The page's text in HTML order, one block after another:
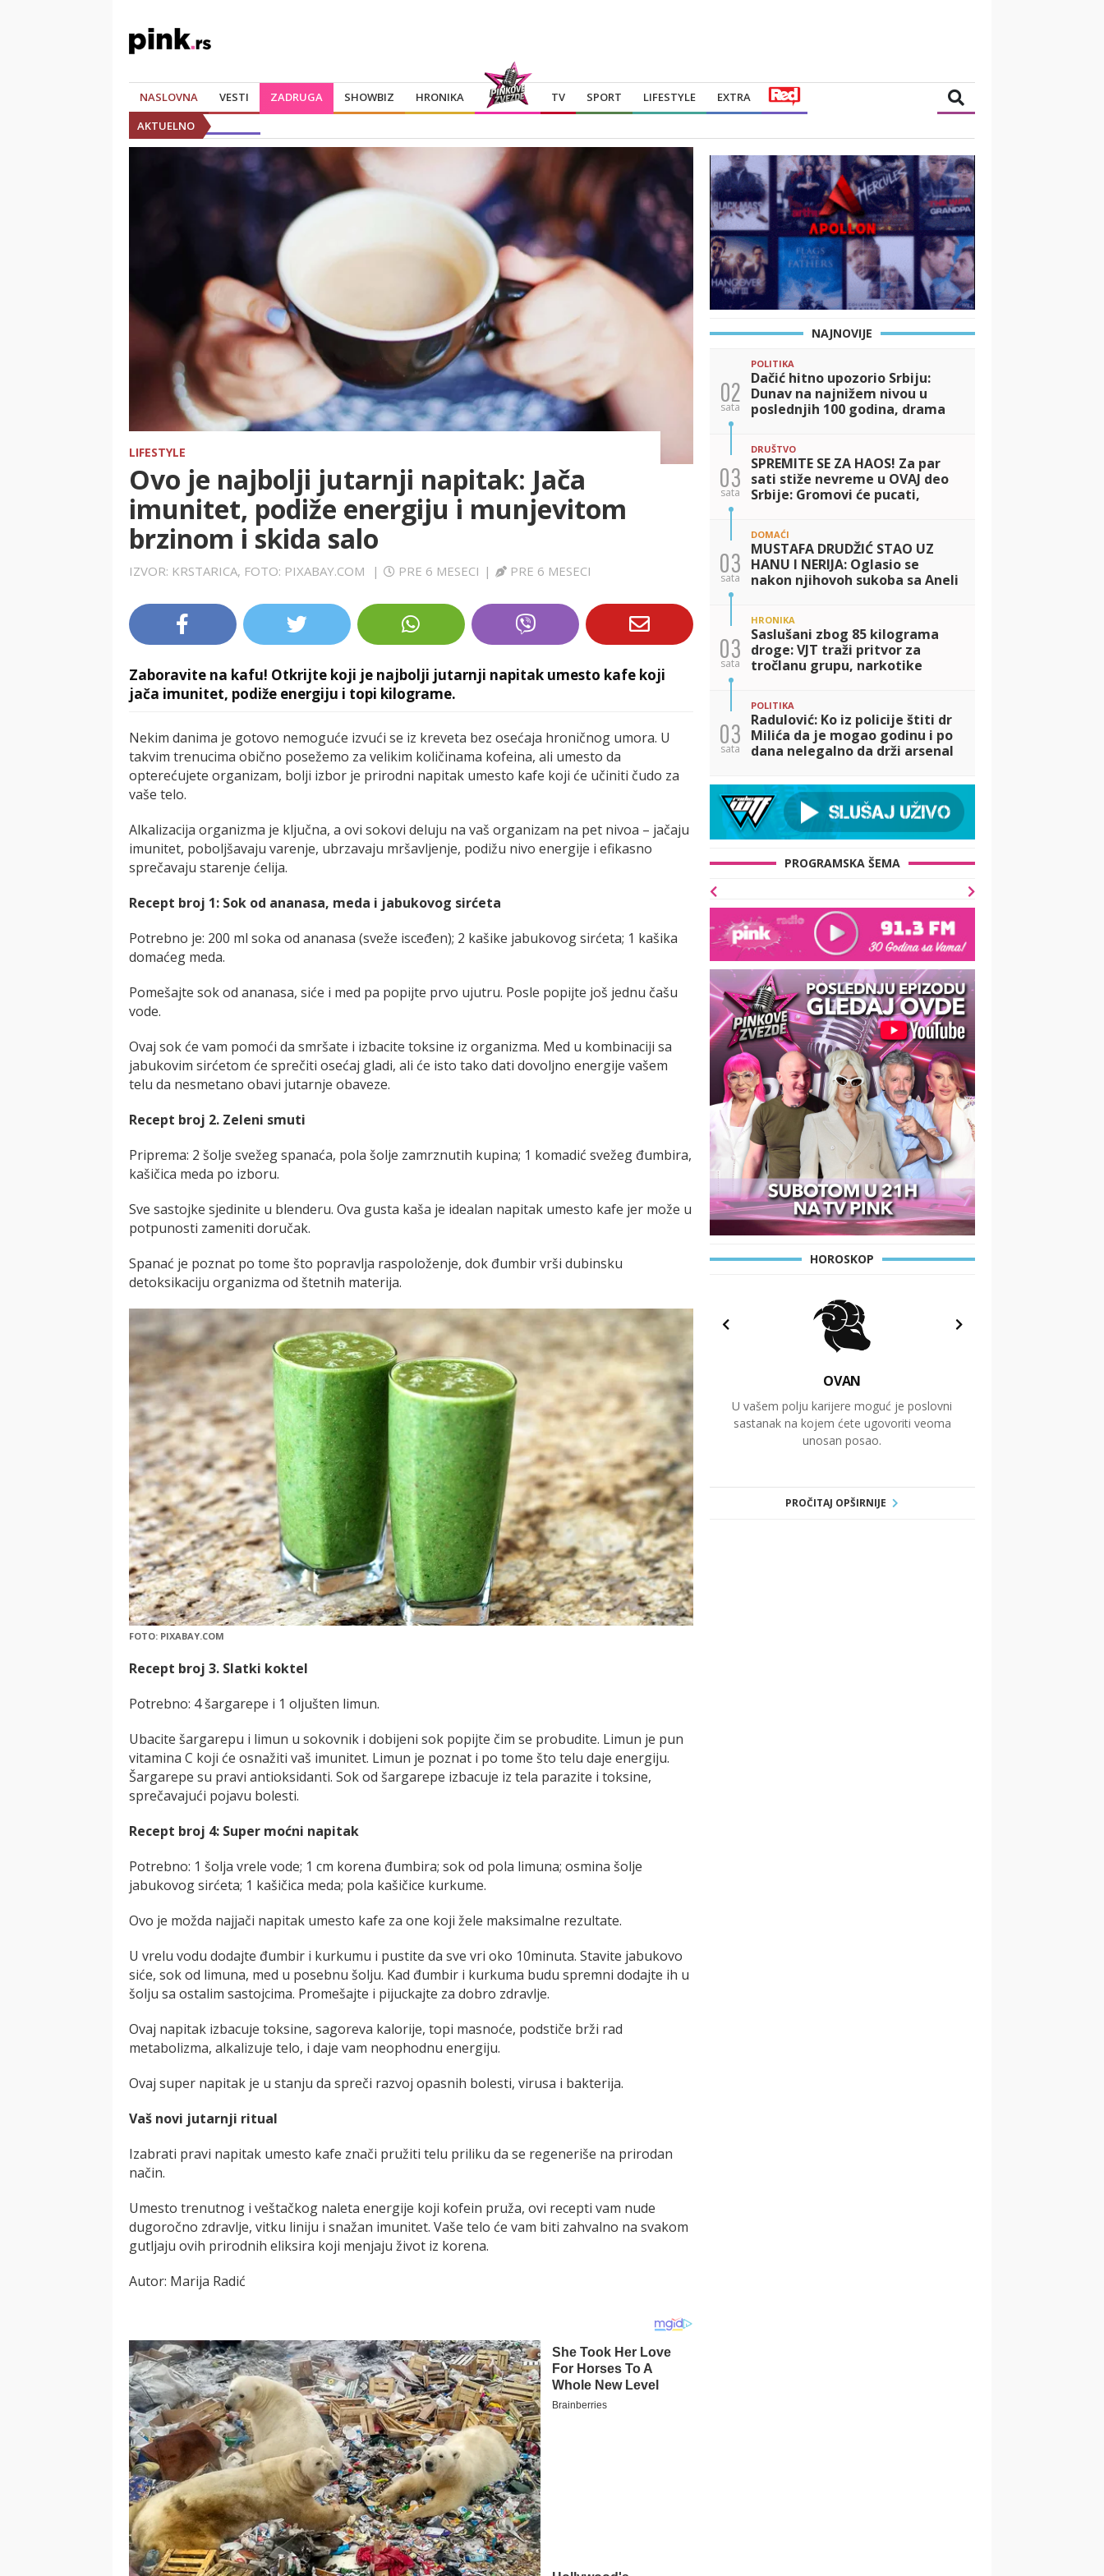
NASLOVNA VESTI ZADRUGA SHOWBIZ HRONIKA TV SPORT LIFESTYLE
EXTRA
AKTUELNO
LIFESTYLE
Ovo je najbolji jutarnji napitak: Jača
imunitet, podiže energiju i munjevitom
brzinom i skida salo
IZVOR: KRSTARICA, FOTO: PIXABAY.COM | PRE 6 MESECI | PRE 6 MESECI
Zaboravite na kafu! Otkrijte koji je najbolji jutarnji napitak umesto kafe koji
jača imunitet, podiže energiju i topi kilograme.
Nekim danima je gotovo nemoguće izvući se iz kreveta bez osećaja hroničnog umora. U
takvim trenucima obično posežemo za velikim količinama kofeina, ali umesto da
opterećujete organizam, bolji izbor je prirodni napitak umesto kafe koji će učiniti čudo za
vaše telo.
Alkalizacija organizma je ključna, a ovi sokovi deluju na vaš organizam na pet nivoa – jačaju
imunitet, poboljšavaju varenje, ubrzavaju mršavljenje, podižu nivo energije i efikasno
sprečavaju starenje ćelija.
Recept broj 1: Sok od ananasa, meda i jabukovog sirćeta
Potrebno je: 200 ml soka od ananasa (sveže isceđen); 2 kašike jabukovog sirćeta; 1 kašika
domaćeg meda.
Pomešajte sok od ananasa, siće i med pa popijte prvo ujutru. Posle popijte još jednu čašu
vode.
Ovaj sok će vam pomoći da smršate i izbacite toksine iz organizma. Med u kombinaciji sa
jabukovim sirćetom će sprečiti osećaj gladi, ali će isto tako dati dovoljno energije vašem
telu da nesmetano obavi jutarnje obaveze.
Recept broj 2. Zeleni smuti
Priprema: 2 šolje svežeg spanaća, pola šolje zamrznutih kupina; 1 komadić svežeg đumbira,
kašičica meda po izboru.
Sve sastojke sjedinite u blenderu. Ova gusta kaša je idealan napitak umesto kafe jer može u
potpunosti zameniti doručak.
Spanać je poznat po tome što popravlja raspoloženje, dok đumbir vrši dubinsku
detoksikaciju organizma od štetnih materija.
FOTO: PIXABAY.COM
Recept broj 3. Slatki koktel
Potrebno: 4 šargarepe i 1 oljušten limun.
Ubacite šargarepu i limun u sokovnik i dobijeni sok popijte čim se probudite. Limun je pun
vitamina C koji će osnažiti vaš imunitet. Limun je poznat i po tome što telu daje energiju.
Šargarepe su pravi antioksidanti. Sok od šargarepe izbacuje iz tela parazite i toksine,
sprečavajući pojavu bolesti.
Recept broj 4: Super moćni napitak
Potrebno: 1 šolja vrele vode; 1 cm korena đumbira; sok od pola limuna; osmina šolje
jabukovog sirćeta; 1 kašičica meda; pola kašičice kurkume.
Ovo je možda najjači napitak umesto kafe za one koji žele maksimalne rezultate.
U vrelu vodu dodajte đumbir i kurkumu i pustite da sve vri oko 10minuta. Stavite jabukovo
siće, sok od limuna, med u posebnu šolju. Kad đumbir i kurkuma budu spremni dodajte ih u
šolju sa ostalim sastojcima. Promešajte i pijuckajte za dobro zdravlje.
Ovaj napitak izbacuje toksine, sagoreva kalorije, topi masnoće, podstiče brži rad
metabolizma, alkalizuje telo, i daje vam neophodnu energiju.
Ovaj super napitak je u stanju da spreči razvoj opasnih bolesti, virusa i bakterija.
Vaš novi jutarnji ritual
Izabrati pravi napitak umesto kafe znači pružiti telu priliku da se regeneriše na prirodan
način.
Umesto trenutnog i veštačkog naleta energije koji kofein pruža, ovi recepti vam nude
dugoročno zdravlje, vitku liniju i snažan imunitet. Vaše telo će vam biti zahvalno na svakom
gutljaju ovih prirodnih eliksira koji menjaju život iz korena.
Autor: Marija Radić
NAJNOVIJE
02
sata
POLITIKA
Dačić hitno upozorio Srbiju:
Dunav na najnižem nivou u
poslednjih 100 godina, drama
03
sata
DRUŠTVO
SPREMITE SE ZA HAOS! Za par
sati stiže nevreme u OVAJ deo
Srbije: Gromovi će pucati,
kreće
03
sata
DOMAĆI
MUSTAFA DRUDŽIĆ STAO UZ
HANU I NERIJA: Oglasio se
nakon njihovoh sukoba sa Aneli
03
sata
HRONIKA
Saslušani zbog 85 kilograma
droge: VJT traži pritvor za
tročlanu grupu, narkotike
03
sata
POLITIKA
Radulović: Ko iz policije štiti dr
Milića da je mogao godinu i po
dana nelegalno da drži arsenal
PROGRAMSKA ŠEMA
HOROSKOP
OVAN
U vašem polju karijere moguć je poslovni
sastanak na kojem ćete ugovoriti veoma
unosan posao.
PROČITAJ OPŠIRNIJE